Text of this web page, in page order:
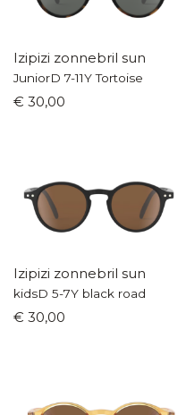
Izipizi zonnebril sun
JuniorD 7-11Y Tortoise
€ 30,00
Izipizi zonnebril sun
kidsD 5-7Y black road
€ 30,00